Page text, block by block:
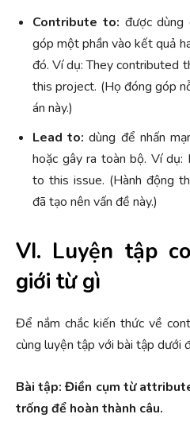
Contribute to: được
góp một phần vào kết quả
đó. Ví dụ: They contributed
this project. (Họ đóng góp
án này.)
Lead to: dùng để nhấn
hoặc gây ra toàn bộ. Ví dụ:
to this issue. (Hành động
đã tạo nên vấn đề này.)
VI. Luyện tập
giới từ gì
Để nắm chắc kiến thức về
cùng luyện tập với bài tập dưới
Bài tập: Điền cụm từ
trống để hoàn thành câu.